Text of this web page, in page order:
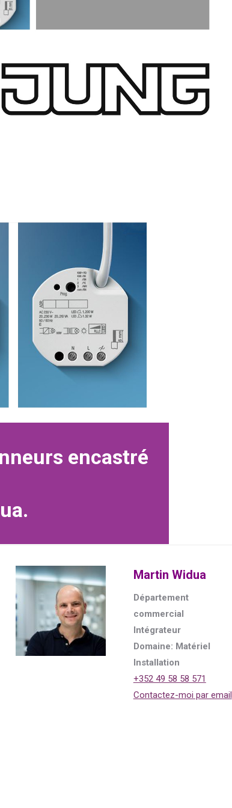
encastré
Martin Widua
Département
commercial
Intégrateur
Domaine: Matériel
Installation
+352 49 58 58 571
Contactez-moi par email